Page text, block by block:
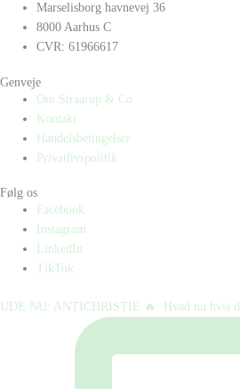
Marselisborg havnevej 36
8000 Aarhus C
CVR: 61966617
Genveje
Om Straarup & Co
Kontakt
Handelsbetingelser
Privatlivspolitik
Følg os
Facebook
Instagram
LinkedIn
TikTok
UDE NU: ANTICHRISTIE 🔥⁠ ⁠ Hvad nu hvis